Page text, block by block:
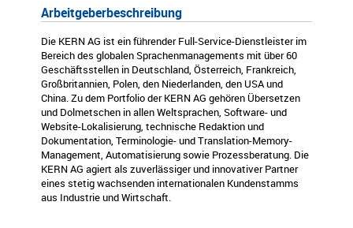
Arbeitgeberbeschreibung
Die KERN AG ist ein führender Full-Service-Dienstleister im
Bereich des globalen Sprachenmanagements mit über 60
Geschäftsstellen in Deutschland, Österreich, Frankreich,
Großbritannien, Polen, den Niederlanden, den USA und
China. Zu dem Portfolio der KERN AG gehören Übersetzen
und Dolmetschen in allen Weltsprachen, Software- und
Website-Lokalisierung, technische Redaktion und
Dokumentation, Terminologie- und Translation-Memory-
Management, Automatisierung sowie Prozessberatung. Die
KERN AG agiert als zuverlässiger und innovativer Partner
eines stetig wachsenden internationalen Kundenstamms
aus Industrie und Wirtschaft.